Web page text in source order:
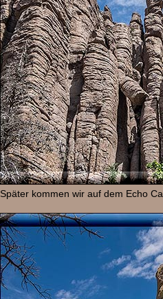
Später kommen wir auf dem Echo